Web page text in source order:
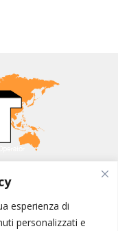
esperienza di
personalizzati e